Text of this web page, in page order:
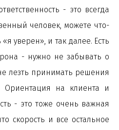
- это всегда
человек, можете что-
«я уверен», и так далее. Есть
- нужно не забывать о
лезть принимать решения
Ориентация на клиента и
- это тоже очень важная
скорость и все остальное